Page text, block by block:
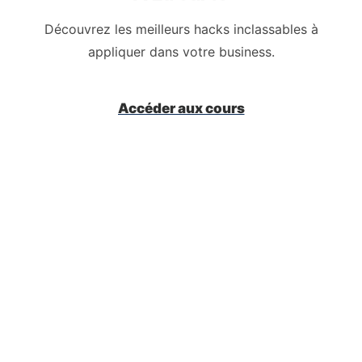
Découvrez les meilleurs hacks inclassables à
appliquer dans votre business.
Accéder aux cours